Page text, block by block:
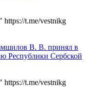
t.me/vestnikg
В. В. принял в
Республики Сербской
t.me/vestnikg